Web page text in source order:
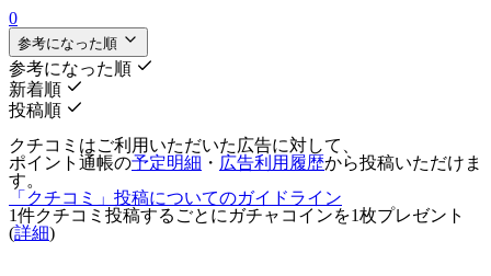
0
参考になった順
参考になった順
新着順
投稿順
クチコミはご利用いただいた広告に対して、
ポイント通帳の予定明細 ・ 広告利用履歴から投稿いただけま
す。
「クチコミ」投稿についてのガイドライン
1件クチコミ投稿するごとに ガチャコインを1枚プレゼント
(詳細)